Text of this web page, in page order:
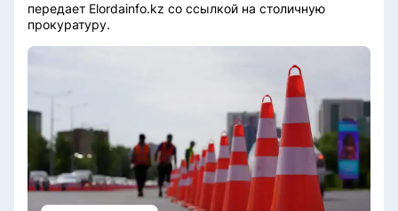
передает Elordainfo.kz со ссылкой на столичную
прокуратуру.